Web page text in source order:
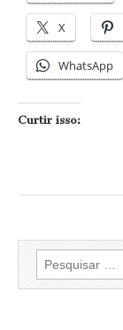
X
WhatsApp
Curtir isso:
Pesquisar
por: